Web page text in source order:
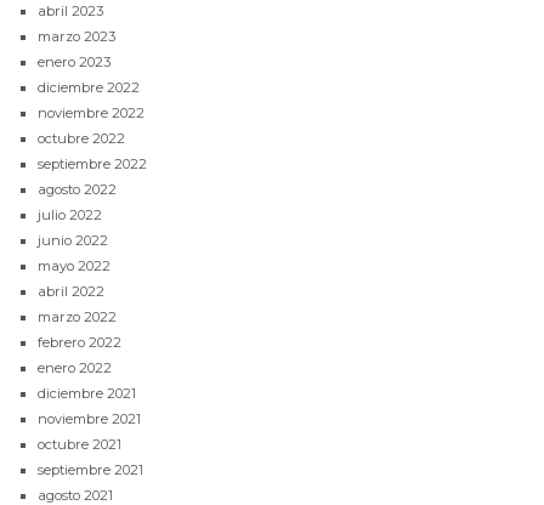
abril 2023
marzo 2023
enero 2023
diciembre 2022
noviembre 2022
octubre 2022
septiembre 2022
agosto 2022
julio 2022
junio 2022
mayo 2022
abril 2022
marzo 2022
febrero 2022
enero 2022
diciembre 2021
noviembre 2021
octubre 2021
septiembre 2021
agosto 2021